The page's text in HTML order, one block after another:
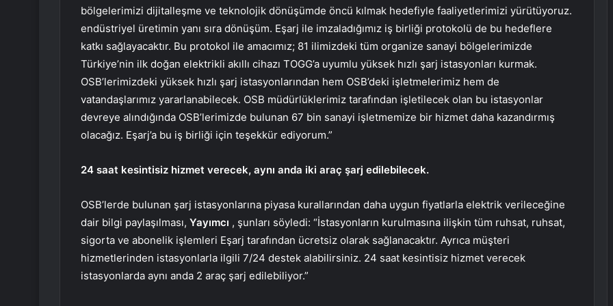
bölgelerimizi dijitalleşme ve teknolojik dönüşümde öncü kılmak hedefiyle faaliyetlerimizi yürütüyoruz.
endüstriyel üretimin yanı sıra dönüşüm. Eşarj ile imzaladığımız iş birliği protokolü de bu hedeflere
katkı sağlayacaktır. Bu protokol ile amacımız; 81 ilimizdeki tüm organize sanayi bölgelerimizde
Türkiye’nin ilk doğan elektrikli akıllı cihazı TOGG’a uyumlu yüksek hızlı şarj istasyonları kurmak.
OSB’lerimizdeki yüksek hızlı şarj istasyonlarından hem OSB’deki işletmelerimiz hem de
vatandaşlarımız yararlanabilecek. OSB müdürlüklerimiz tarafından işletilecek olan bu istasyonlar
devreye alındığında OSB’lerimizde bulunan 67 bin sanayi işletmemize bir hizmet daha kazandırmış
olacağız. Eşarj’a bu iş birliği için teşekkür ediyorum.”
24 saat kesintisiz hizmet verecek, aynı anda iki araç şarj edilebilecek.
OSB’lerde bulunan şarj istasyonlarına piyasa kurallarından daha uygun fiyatlarla elektrik verileceğine
dair bilgi paylaşılması, Yayımcı , şunları söyledi: “İstasyonların kurulmasına ilişkin tüm ruhsat, ruhsat,
sigorta ve abonelik işlemleri Eşarj tarafından ücretsiz olarak sağlanacaktır. Ayrıca müşteri
hizmetlerinden istasyonlarla ilgili 7/24 destek alabilirsiniz. 24 saat kesintisiz hizmet verecek
istasyonlarda aynı anda 2 araç şarj edilebiliyor.”